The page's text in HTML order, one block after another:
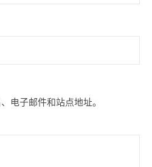
电子邮件和站点地址。